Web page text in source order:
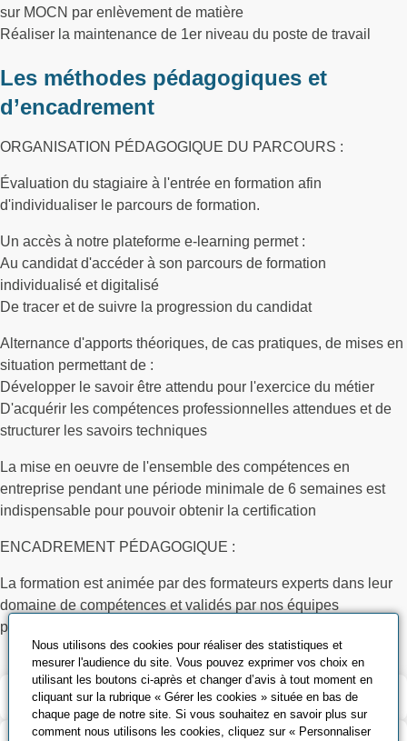
sur MOCN par enlèvement de matière
Réaliser la maintenance de 1er niveau du poste de travail
Les méthodes pédagogiques et
d’encadrement
ORGANISATION PÉDAGOGIQUE DU PARCOURS :
Évaluation du stagiaire à l'entrée en formation afin
d'individualiser le parcours de formation.
Un accès à notre plateforme e-learning permet :
Au candidat d'accéder à son parcours de formation
individualisé et digitalisé
De tracer et de suivre la progression du candidat
Alternance d'apports théoriques, de cas pratiques, de mises en
situation permettant de :
Développer le savoir être attendu pour l'exercice du métier
D'acquérir les compétences professionnelles attendues et de
structurer les savoirs techniques
La mise en oeuvre de l'ensemble des compétences en
entreprise pendant une période minimale de 6 semaines est
indispensable pour pouvoir obtenir la certification
ENCADREMENT PÉDAGOGIQUE :
La formation est animée par des formateurs experts dans leur
domaine de compétences et validés par nos équipes
pédagogiques
Validation et certification
Nous utilisons des cookies pour réaliser des statistiques et
mesurer l'audience du site. Vous pouvez exprimer vos choix en
utilisant les boutons ci-après et changer d’avis à tout moment en
cliquant sur la rubrique « Gérer les cookies » située en bas de
chaque page de notre site. Si vous souhaitez en savoir plus sur
comment nous utilisons les cookies, cliquez sur « Personnaliser